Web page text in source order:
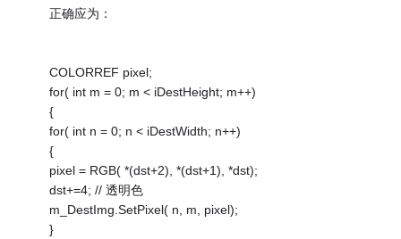
正确应为：
COLORREF pixel;
for( int m = 0; m < iDestHeight; m++)
{
for( int n = 0; n < iDestWidth; n++)
{
pixel = RGB( *(dst+2), *(dst+1), *dst);
dst+=4; // 透明色
m_DestImg.SetPixel( n, m, pixel);
}